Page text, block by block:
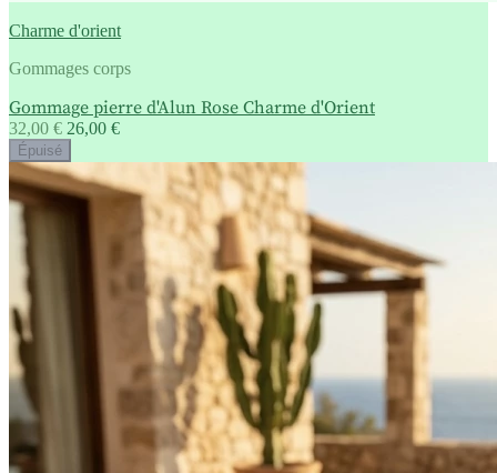
Charme d'orient
Gommages corps
Gommage pierre d'Alun Rose Charme d'Orient
32,00 € 26,00 €
Épuisé